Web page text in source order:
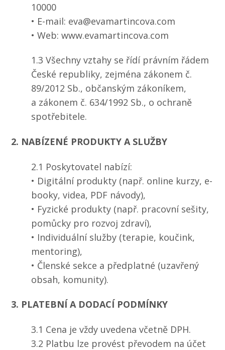
10000
• E-mail: eva@evamartincova.com
• Web: www.evamartincova.com
1.3 Všechny vztahy se řídí právním řádem
České republiky, zejména zákonem č.
89/2012 Sb., občanským zákoníkem,
a zákonem č. 634/1992 Sb., o ochraně
spotřebitele.
2. NABÍZENÉ PRODUKTY A SLUŽBY
2.1 Poskytovatel nabízí:
• Digitální produkty (např. online kurzy, e-
booky, videa, PDF návody),
• Fyzické produkty (např. pracovní sešity,
pomůcky pro rozvoj zdraví),
• Individuální služby (terapie, koučink,
mentoring),
• Členské sekce a předplatné (uzavřený
obsah, komunity).
3. PLATEBNÍ A DODACÍ PODMÍNKY
3.1 Cena je vždy uvedena včetně DPH.
3.2 Platbu lze provést převodem na účet